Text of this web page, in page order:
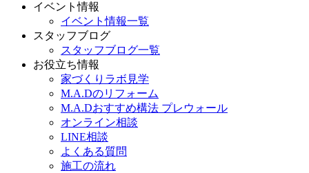
イベント情報
イベント情報一覧
スタッフブログ
スタッフブログ一覧
お役立ち情報
家づくりラボ見学
M.A.Dのリフォーム
M.A.Dおすすめ構法 プレウォール
オンライン相談
LINE相談
よくある質問
施工の流れ